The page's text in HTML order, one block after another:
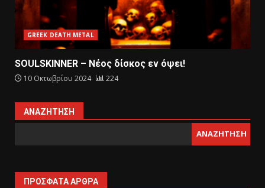
GREEK DEATH METAL
SOULSKINNER – Nέος δίσκος εν όψει!
10 Οκτωβρίου 2024 224
ΑΝΑΖΉΤΗΣΗ
ΑΝΑΖΉΤΗΣΗ
ΠΡΌΣΦΑΤΑ ΆΡΘΡΑ